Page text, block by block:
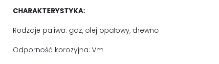
CHARAKTERYSTYKA:
Rodzaje paliwa: gaz, olej opałowy, drewno
Odporność korozyjna: Vm